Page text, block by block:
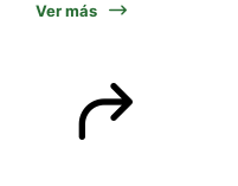
Ver más